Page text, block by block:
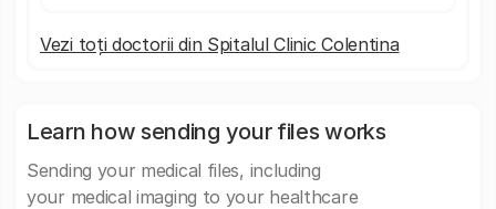
Vezi toți doctorii din Spitalul Clinic Colentina
Learn how sending your files works
Sending your medical files, including
your medical imaging to your healthcare